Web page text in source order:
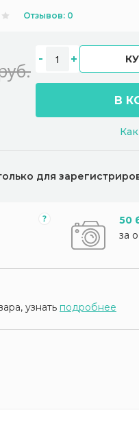
Отзывов: 0
В
для
50
за
узнать подробнее